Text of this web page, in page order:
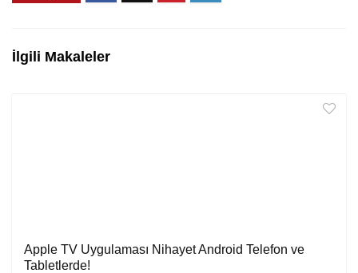
İlgili Makaleler
Apple TV Uygulaması Nihayet Android Telefon ve
Tabletlerde!